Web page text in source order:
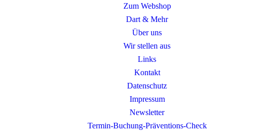
Zum Webshop
Dart & Mehr
Über uns
Wir stellen aus
Links
Kontakt
Datenschutz
Impressum
Newsletter
Termin-Buchung-Präventions-Check